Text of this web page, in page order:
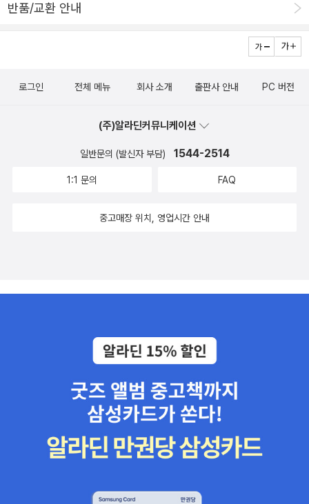
반품/교환 안내
로그인 전체 메뉴 회사 소개 출판사 안내 PC 버전
(주)알라딘커뮤니케이션
일반문의 (발신자 부담) 1544-2514
1:1 문의 FAQ
중고매장 위치, 영업시간 안내